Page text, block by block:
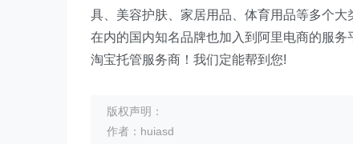
具、美容护肤、家居用品、体育用品等多个
在内的国内知名品牌也加入到阿里电商的服
淘宝托管服务商！我们定能帮到您!
版权声明：
作者：huiasd